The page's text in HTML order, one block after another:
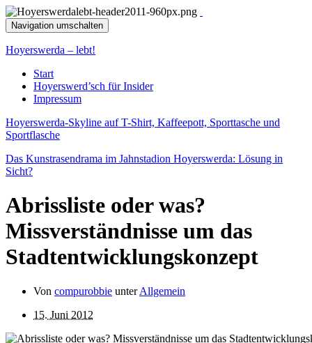
Navigation umschalten
Hoyerswerda – lebt!
Start
Hoyerswerd’sch für Insider
Impressum
Hoyerswerda-Skyline auf T-Shirt, Kaffeepott, Sporttasche und
Sportflasche
Das Kunstrasendrama im Jahnstadion Hoyerswerda: Lösung in
Sicht?
Abrissliste oder was?
Missverständnisse um das
Stadtentwicklungskonzept
Von compurobbie unterAllgemein
15. Juni 2012